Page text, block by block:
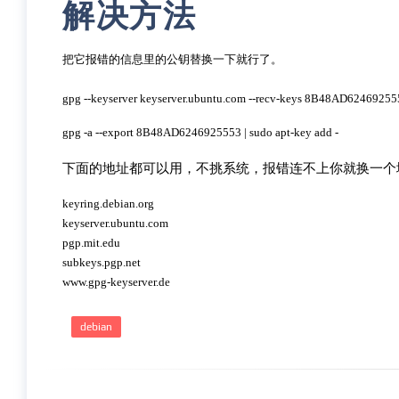
解决方法
把它报错的信息里的公钥替换一下就行了。
gpg --keyserver keyserver.ubuntu.com --recv-keys
gpg -a --export 8B48AD6246925553 | sudo apt-key add -
下面的地址都可以用，不挑系统，报错连不上你就换一个
keyring.debian.org
keyserver.ubuntu.com
pgp.mit.edu
subkeys.pgp.net
www.gpg-keyserver.de
debian